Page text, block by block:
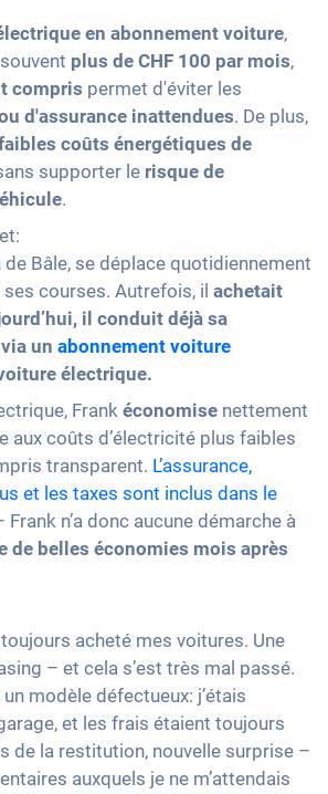
en abonnement voiture,
plus de CHF 100 par mois,
compris permet d'éviter les
d'assurance inattendues. De plus,
coûts énergétiques de
supporter le risque de
.
de Bâle, se déplace quotidiennement
courses. Autrefois, il achetait
il conduit déjà sa
un abonnement voiture
électrique.
Frank économise nettement
aux coûts d’électricité plus faibles
transparent. L’assurance,
et les taxes sont inclus dans le
Frank n’a donc aucune démarche à
de belles économies mois après
toujours acheté mes voitures. Une
– et cela s’est très mal passé.
modèle défectueux: j’étais
et les frais étaient toujours
de la restitution, nouvelle surprise –
auxquels je ne m’attendais